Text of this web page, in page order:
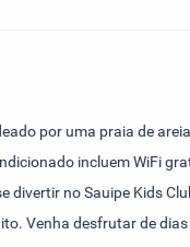
por uma praia de
incluem WiFi
no Sauipe Kids
Venha desfrutar de